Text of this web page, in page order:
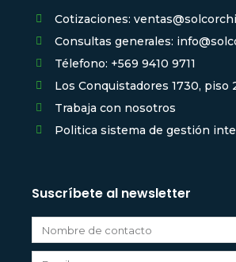
Cotizaciones:
Consultas generales:
Télefono: +569 9410 9711
Los Conquistadores 1730, piso
Trabaja con nosotros
Politica sistema de gestión
Suscríbete al newsletter